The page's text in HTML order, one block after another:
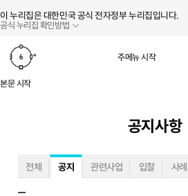
이 누리집은 대한민국 공식 전자정부 누리집입니다.
공식 누리집 확인방법
주메뉴 시작
본문 시작
공지사항
전체 공지 관련사업 입찰 사